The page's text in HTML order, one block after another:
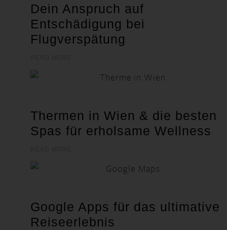
Dein Anspruch auf
Entschädigung bei
Flugverspätung
Thermen in Wien & die besten
Spas für erholsame Wellness
Google Apps für das ultimative
Reiseerlebnis